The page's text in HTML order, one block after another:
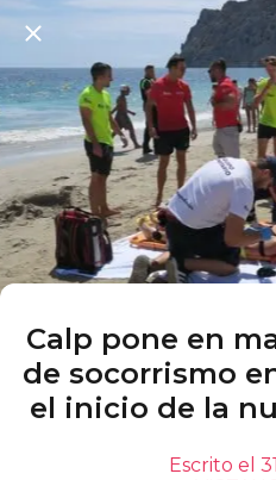
Calp pone en
de socorrismo
el inicio de la
Escrito el